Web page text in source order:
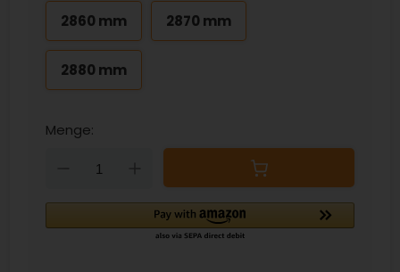
2860 mm 2870 mm
2880 mm
Menge:
Down